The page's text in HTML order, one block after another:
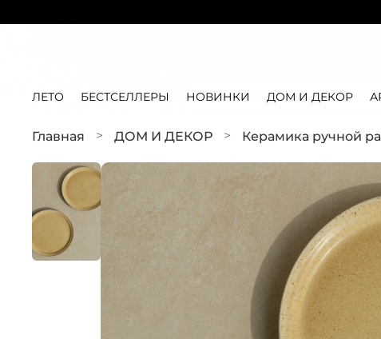
ЛЕТО БЕСТСЕЛЛЕРЫ НОВИНКИ ДОМ И ДЕКОР
Главная ДОМ И ДЕКОР Керамика ручной